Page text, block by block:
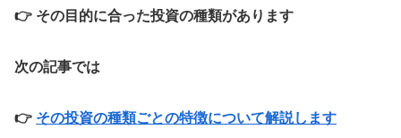
👉 その目的に合った投資の種類があります
次の記事では
👉 その投資の種類ごとの特徴について解説します